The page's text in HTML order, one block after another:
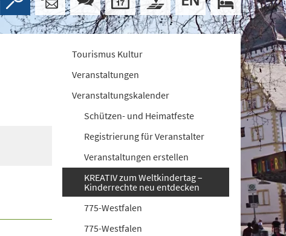
Tourismus Kultur
Veranstaltungen
Veranstaltungskalender
Schützen- und Heimatfeste
Registrierung für Veranstalter
Veranstaltungen erstellen
KREATIV zum Weltkindertag –
Kinderrechte neu entdecken
775-Westfalen
775-Westfalen